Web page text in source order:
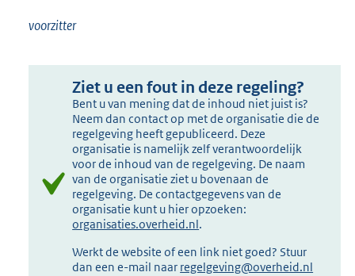
voorzitter
Ziet u een fout in deze regeling?
Bent u van mening dat de inhoud niet juist is?
Neem dan contact op met de organisatie die de
regelgeving heeft gepubliceerd. Deze
organisatie is namelijk zelf verantwoordelijk
voor de inhoud van de regelgeving. De naam
van de organisatie ziet u bovenaan de
regelgeving. De contactgegevens van de
organisatie kunt u hier opzoeken:
organisaties.overheid.nl.
Werkt de website of een link niet goed? Stuur
dan een e-mail naar regelgeving@overheid.nl